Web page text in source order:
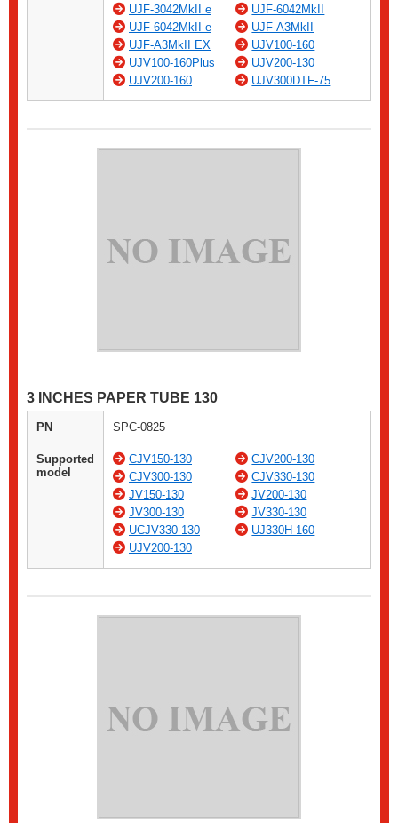
UJF-3042MkII e
UJF-6042MkII
UJF-6042MkII e
UJF-A3MkII
UJF-A3MkII EX
UJV100-160
UJV100-160Plus
UJV200-130
UJV200-160
UJV300DTF-75
3 INCHES PAPER TUBE 130
PN SPC-0825
Supported
model
CJV150-130
CJV200-130
CJV300-130
CJV330-130
JV150-130
JV200-130
JV300-130
JV330-130
UCJV330-130
UJ330H-160
UJV200-130